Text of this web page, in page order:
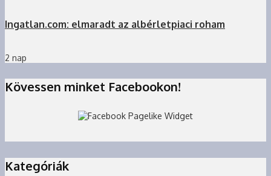
Ingatlan.com: elmaradt az albérletpiaci roham
2 nap
Kövessen minket Facebookon!
Kategóriák